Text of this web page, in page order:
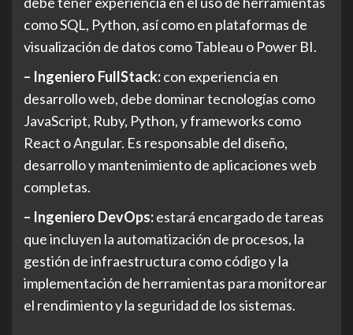
como SQL, Python, así como en plataformas de
visualización de datos como Tableau o Power BI.
– Ingeniero FullStack:con experiencia en
desarrollo web, debe dominar tecnologías como
JavaScript, Ruby, Python, y frameworks como
React o Angular. Es responsable del diseño,
desarrollo y mantenimiento de aplicaciones web
completas.
– Ingeniero DevOps:estará encargado de tareas
que incluyen la automatización de procesos, la
gestión de infraestructura como código y la
implementación de herramientas para monitorear
el rendimiento y la seguridad de los sistemas.